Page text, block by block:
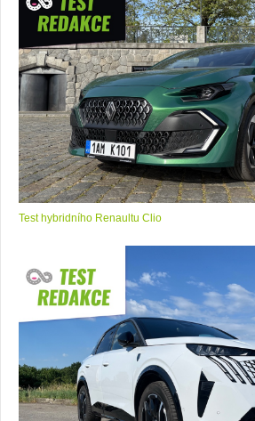
Test hybridního Renaultu Clio